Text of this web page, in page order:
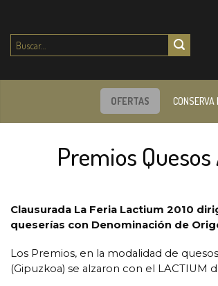
Buscar
por:
OFERTAS CONSERVA
Premios
Clausurada La Feria Lactium 2010
queserías con Denominación de
Los Premios, en la modalidad de
(Gipuzkoa) se alzaron con el LACTIUM